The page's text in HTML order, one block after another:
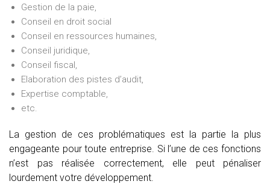
Gestion de la paie,
Conseil en droit social
Conseil en ressources humaines,
Conseil juridique,
Conseil fiscal,
Elaboration des pistes d’audit,
Expertise comptable,
etc.
La gestion de ces problématiques est la partie la plus
engageante pour toute entreprise. Si l’une de ces fonctions
n’est pas réalisée correctement, elle peut pénaliser
lourdement votre développement.